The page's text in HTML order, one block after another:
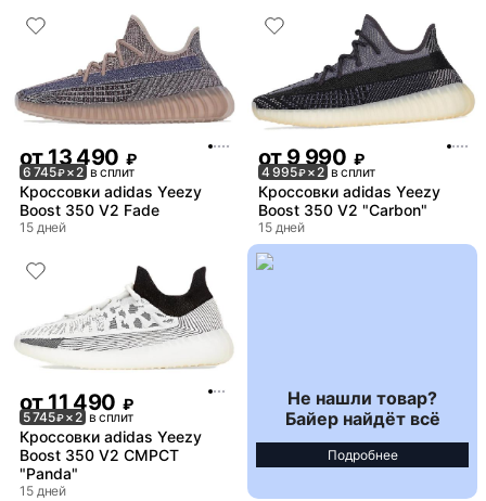
от13 490 ₽
6 745₽× 2 в сплит
Кроссовки adidas Yeezy
Boost 350 V2 Fade
15 дней
от9 990 ₽
4 995₽× 2 в сплит
Кроссовки adidas Yeezy
Boost 350 V2 "Carbon"
15 дней
от 11 490 ₽
5 745₽× 2 в сплит
Кроссовки adidas Yeezy
Boost 350 V2 CMPCT
"Panda"
15 дней
Не нашли товар?
Байер найдёт всё
Подробнее